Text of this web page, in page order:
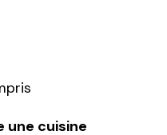
une cuisine